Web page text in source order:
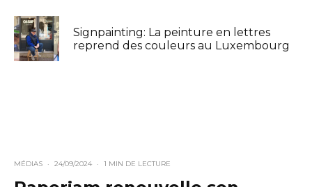
Signpainting: La peinture en lettres
reprend des couleurs au Luxembourg
MÉDIAS · 24/09/2024 · 1 MIN DE LECTURE